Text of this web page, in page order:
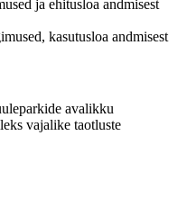
ja ehitusloa andmisest
kasutusloa andmisest
avalikku
vajalike taotluste